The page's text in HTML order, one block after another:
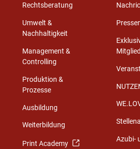
Rechtsberatung
Umwelt &
Nachhaltigkeit
Management &
Controlling
Produktion &
Prozesse
Ausbildung
Weiterbildung
Print Academy
Azubi-